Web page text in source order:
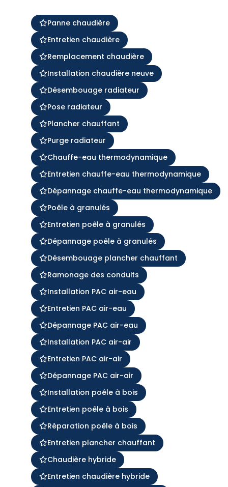
Panne chaudière
Entretien chaudière
Remplacement chaudière
Installation chaudière neuve
Désembouage radiateur
Pose radiateur
Plancher chauffant
Purge radiateur
Chauffe-eau thermodynamique
Entretien chauffe-eau thermodynamique
Dépannage chauffe-eau thermodynamique
Poêle à granulés
Entretien poêle à granulés
Dépannage poêle à granulés
Désembouage plancher chauffant
Ramonage des conduits
Installation PAC air-eau
Entretien PAC air-eau
Dépannage PAC air-eau
Installation PAC air-air
Entretien PAC air-air
Dépannage PAC air-air
Installation poêle à bois
Entretien poêle à bois
Réparation poêle à bois
Entretien plancher chauffant
Chaudière hybride
Entretien chaudière hybride